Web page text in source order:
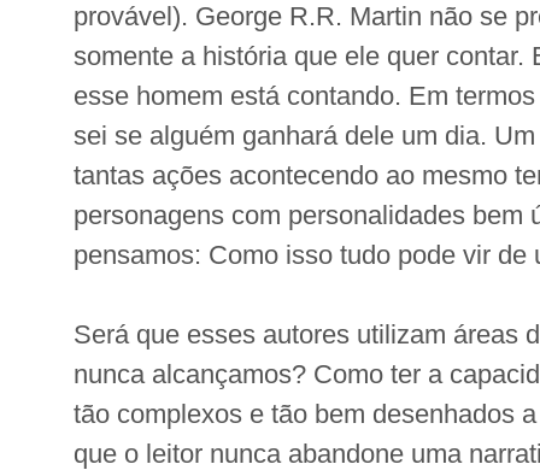
provável). George R.R. Martin não se
somente a história que ele quer contar.
esse homem está contando. Em
sei se alguém ganhará dele um dia.
tantas ações acontecendo ao mesmo
personagens com personalidades bem
pensamos: Como isso tudo pode vir de
Será que esses autores utilizam áreas
nunca alcançamos? Como ter a
tão complexos e tão bem desenhados
que o leitor nunca abandone uma